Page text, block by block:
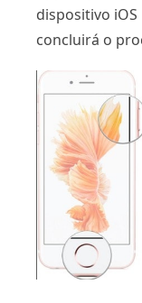
dispositivo
concluirá o